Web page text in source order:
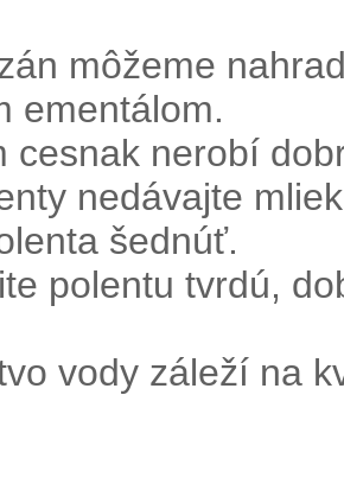
môžeme
ementálom.
cesnak nerobí
nedávajte
šednúť.
polentu tvrdú,
vody záleží na